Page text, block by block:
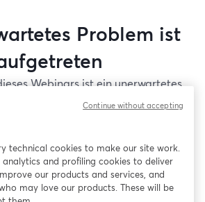
Problem ist
Webinars ist ein unerwartetes
Bitte versuchen Sie, die Seite
Gibt es Probleme?
wird in einem neuen Tab geöffnet
technical cookies to make our site work.
and profiling cookies to deliver
our products and services, and
may love our products. These will be
Continue without accepting